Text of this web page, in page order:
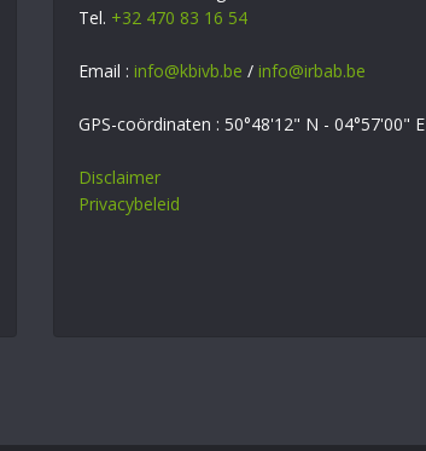
Tel. +32 470 83 16 54
Email : info@kbivb.be / info@irbab.be
GPS-coördinaten : 50°48'12" N - 04°57'00" E
Disclaimer
Privacybeleid